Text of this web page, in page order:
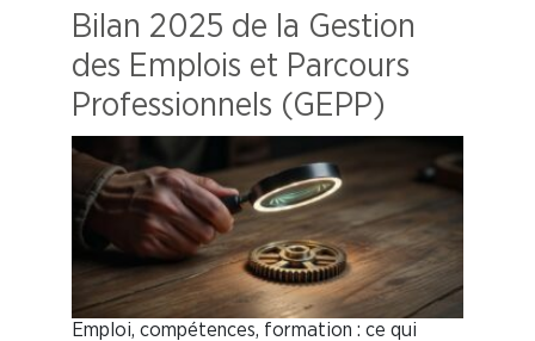
Bilan 2025 de la Gestion
des Emplois et Parcours
Professionnels (GEPP)
Emploi, compétences, formation : ce qui